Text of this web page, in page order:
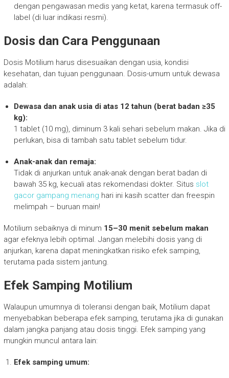
dengan pengawasan medis yang ketat, karena termasuk off-
label (di luar indikasi resmi).
Dosis dan Cara Penggunaan
Dosis Motilium harus disesuaikan dengan usia, kondisi
kesehatan, dan tujuan penggunaan. Dosis-umum untuk dewasa
adalah:
Dewasa dan anak usia di atas 12 tahun (berat badan ≥35
kg):
1 tablet (10 mg), diminum 3 kali sehari sebelum makan. Jika di
perlukan, bisa di tambah satu tablet sebelum tidur.
Anak-anak dan remaja:
Tidak di anjurkan untuk anak-anak dengan berat badan di
bawah 35 kg, kecuali atas rekomendasi dokter. Situs slot
gacor gampang menang hari ini kasih scatter dan freespin
melimpah – buruan main!
Motilium sebaiknya di minum 15–30 menit sebelum makan
agar efeknya lebih optimal. Jangan melebihi dosis yang di
anjurkan, karena dapat meningkatkan risiko efek samping,
terutama pada sistem jantung.
Efek Samping Motilium
Walaupun umumnya di toleransi dengan baik, Motilium dapat
menyebabkan beberapa efek samping, terutama jika di gunakan
dalam jangka panjang atau dosis tinggi. Efek samping yang
mungkin muncul antara lain:
Efek samping umum: